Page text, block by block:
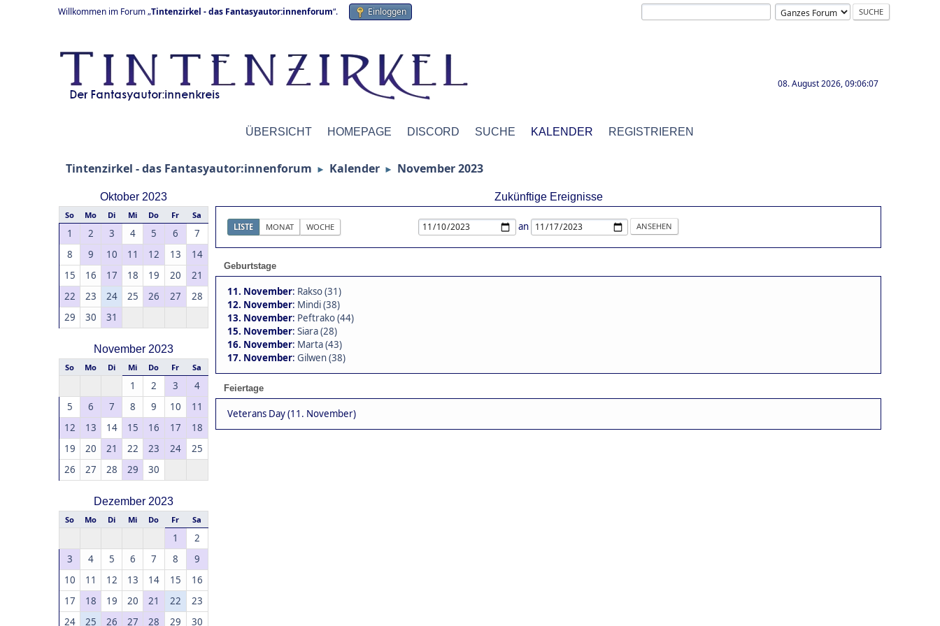
Willkommen im Forum „Tintenzirkel - das Fantasyautor:innenforum“. Einloggen
08. August 2026, 09:06:07
ÜBERSICHT HOMEPAGE DISCORD SUCHE KALENDER REGISTRIEREN
Tintenzirkel - das Fantasyautor:innenforum ► Kalender ► November 2023
Oktober 2023
So Mo Di Mi Do Fr Sa
1 2 3 4 5 6
7
8
9 10 11 12 13
14
15
16 17 18 19 20
21
22
23 24 25 26 27
28
29
30 31
November 2023
So Mo Di Mi Do Fr Sa
1 2 3
4
5
6 7 8 9 10
11
12
13 14 15 16 17
18
19
20 21 22 23 24
25
26
27 28 29 30
Dezember 2023
So Mo Di Mi Do Fr Sa
1
2
3
4 5 6 7 8
9
10
11 12 13 14 15
16
17
18 19 20 21 22
23
24
25 26 27 28 29 30
Zukünftige Ereignisse
LISTE MONAT WOCHE an
Geburtstage
11. November: Rakso (31)
12. November: Mindi (38)
13. November: Peftrako (44)
15. November: Siara (28)
16. November: Marta (43)
17. November: Gilwen (38)
Feiertage
Veterans Day (11. November)